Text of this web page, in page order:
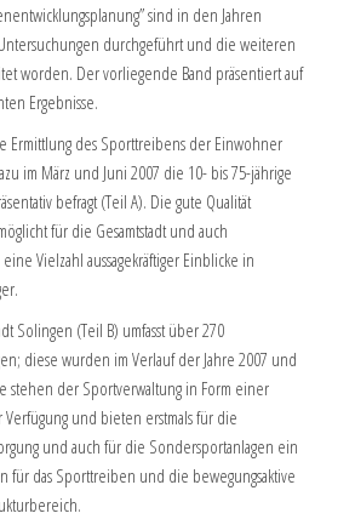
sind in den Jahren
durchgeführt und die weiteren
worden. Der vorliegende Band präsentiert auf
Ergebnisse.
Ermittlung des Sporttreibens der Einwohner
im März und Juni 2007 die 10- bis 75-jährige
befragt (Teil A). Die gute Qualität
für die Gesamtstadt und auch
Vielzahl aussagekräftiger Einblicke in
Solingen (Teil B) umfasst über 270
diese wurden im Verlauf der Jahre 2007 und
stehen der Sportverwaltung in Form einer
Verfügung und bieten erstmals für die
und auch für die Sondersportanlagen ein
für das Sporttreiben und die bewegungsaktive